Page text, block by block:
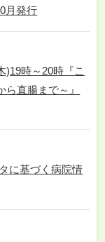
月発行
)19時～20時『こ
直腸まで～』
に基づく病院情